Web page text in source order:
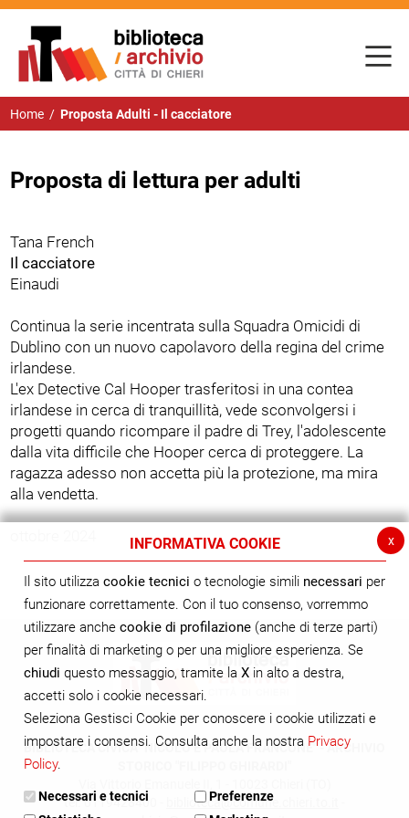
Home / Proposta Adulti - Il cacciatore
Proposta di lettura per adulti
Tana French
Il cacciatore
Einaudi
Continua la serie incentrata sulla Squadra Omicidi di
Dublino con un nuovo capolavoro della regina del crime
irlandese.
L'ex Detective Cal Hooper trasferitosi in una contea
irlandese in cerca di tranquillità, vede sconvolgersi i
progetti quando ricompare il padre di Trey, l'adolescente
dalla vita difficile che Hooper cerca di proteggere. La
ragazza adesso non accetta più la protezione, ma mira
alla vendetta.
BIBLIOTECA CIVICA "NICOLÒ E PAOLA FRANCONE" - ARCHIVIO
tel. 0119428400 -
biblioteca@comune.chieri.to.it
x
INFORMATIVA COOKIE
Il sito utilizza cookie tecnici o tecnologie simili necessari per
funzionare correttamente. Con il tuo consenso, vorremmo
utilizzare anche cookie di profilazione(anche di terze parti)
per finalità di marketing o per una migliore esperienza. Se
chiudi questo messaggio, tramite la Xin alto a destra,
accetti solo i cookie necessari.
Seleziona Gestisci Cookie per conoscere i cookie utilizzati e
impostare i consensi. Consulta anche la nostra Privacy
Policy.
Necessari e tecnici
Preferenze